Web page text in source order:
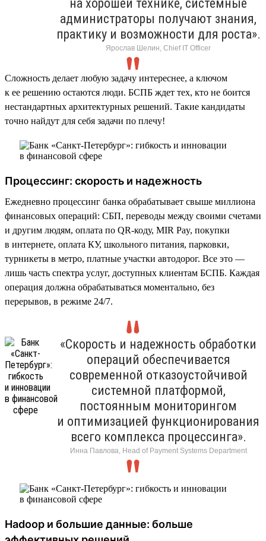
на хорошей технике, системные
администраторы получают знания,
практику и возможности для роста».
Ярослав Шелин, Chief IT Officer
Сложность делает любую задачу интереснее, а ключом
к ее решению остаются люди. БСПБ ждет тех, кто не боится
нестандартных архитектурных решений. Такие кандидаты
точно найдут для себя задачи по плечу!
Процессинг: скорость и надежность
Ежедневно процессинг банка обрабатывает свыше миллиона
финансовых операций: СБП, переводы между своими счетами
и другим людям, оплата по QR-коду, MIR Pay, покупки
в интернете, оплата КУ, школьного питания, парковки,
турникеты в метро, платные участки автодорог. Все это —
лишь часть спектра услуг, доступных клиентам БСПБ. Каждая
операция должна обрабатываться моментально, без
перерывов, в режиме 24/7.
«Скорость и надежность обработки
операций обеспечивается
современной отказоустойчивой
системной платформой,
постоянным мониторингом
и оптимизацией функционирования
всего комплекса процессинга».
Инна Павлова, Head of Payment Systems Department
Hadoop и большие данные: больше